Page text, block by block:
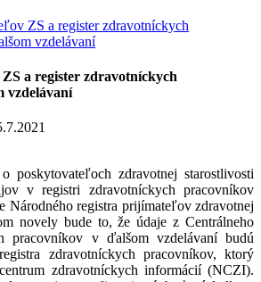
ZS a register zdravotníckych
vzdelávaní
a register zdravotníckych
vzdelávaní
poskytovateľoch zdravotnej starostlivosti
v registri zdravotníckych pracovníkov
Národného registra prijímateľov zdravotnej
novely bude to, že údaje z Centrálneho
pracovníkov v ďalšom vzdelávaní budú
zdravotníckych pracovníkov, ktorý
zdravotníckych informácií (NCZI).